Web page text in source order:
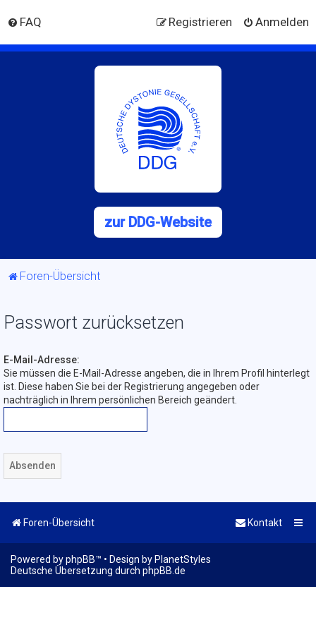
FAQ Anmelden
Registrieren
zur DDG-Website
Foren-Übersicht
Passwort zurücksetzen
E-Mail-Adresse:
Sie müssen die E-Mail-Adresse angeben, die in Ihrem Profil hinterlegt
ist. Diese haben Sie bei der Registrierung angegeben oder
nachträglich in Ihrem persönlichen Bereich geändert.
Foren-Übersicht Kontakt
Powered byphpBB™ • Design byPlanetStyles
Deutsche Übersetzung durch phpBB.de